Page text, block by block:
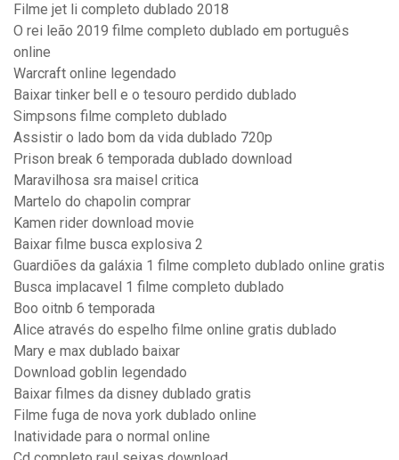
Filme jet li completo dublado 2018
O rei leão 2019 filme completo dublado em português
online
Warcraft online legendado
Baixar tinker bell e o tesouro perdido dublado
Simpsons filme completo dublado
Assistir o lado bom da vida dublado 720p
Prison break 6 temporada dublado download
Maravilhosa sra maisel critica
Martelo do chapolin comprar
Kamen rider download movie
Baixar filme busca explosiva 2
Guardiões da galáxia 1 filme completo dublado online gratis
Busca implacavel 1 filme completo dublado
Boo oitnb 6 temporada
Alice através do espelho filme online gratis dublado
Mary e max dublado baixar
Download goblin legendado
Baixar filmes da disney dublado gratis
Filme fuga de nova york dublado online
Inatividade para o normal online